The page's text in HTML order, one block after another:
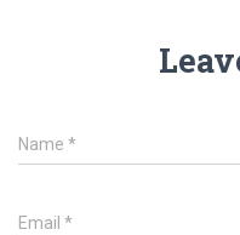
Name *
Email *